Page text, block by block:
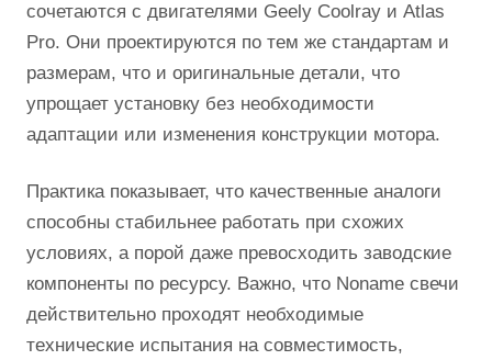
сочетаются с двигателями Geely Coolray и Atlas
Pro. Они проектируются по тем же стандартам и
размерам, что и оригинальные детали, что
упрощает установку без необходимости
адаптации или изменения конструкции мотора.
Практика показывает, что качественные аналоги
способны стабильнее работать при схожих
условиях, а порой даже превосходить заводские
компоненты по ресурсу. Важно, что Noname свечи
действительно проходят необходимые
технические испытания на совместимость,